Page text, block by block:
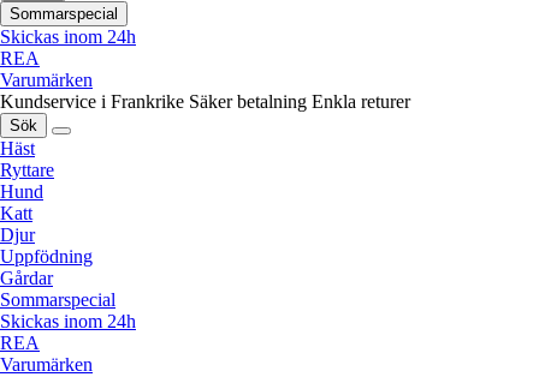
Sommarspecial
Skickas inom 24h
REA
Varumärken
Kundservice i Frankrike Säker betalning Enkla returer
Sök
Häst
Ryttare
Hund
Katt
Djur
Uppfödning
Gårdar
Sommarspecial
Skickas inom 24h
REA
Varumärken